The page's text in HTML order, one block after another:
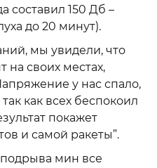
составил 150 Дб –
до 20 минут).
мы увидели, что
на своих местах,
у нас спало,
как всех беспокоил
покажет
и самой ракеты”.
мин все